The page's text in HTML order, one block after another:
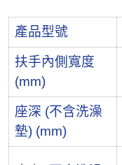
產品型號
扶手內側寬度
(mm)
座深 (不含洗澡
墊) (mm)